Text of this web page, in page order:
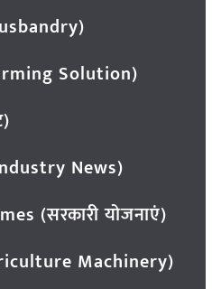
Solution)
News)
(सरकारी योजनाएं)
Machinery)